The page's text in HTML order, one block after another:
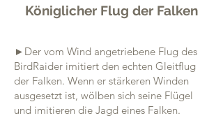
Königlicher Flug der Falken
►Der vom Wind angetriebene Flug des
BirdRaider imitiert den echten Gleitflug
der Falken. Wenn er stärkeren Winden
ausgesetzt ist, wölben sich seine Flügel
und imitieren die Jagd eines Falken.